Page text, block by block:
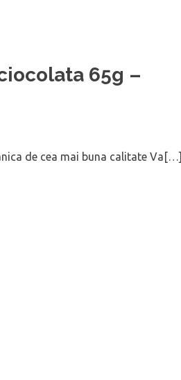
65g –
de cea mai buna calitate Va[…]